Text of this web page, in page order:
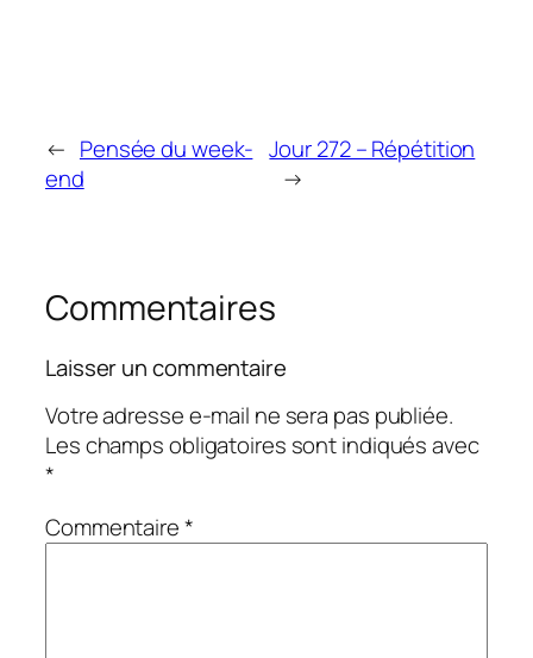
← Pensée du week-
end
Jour 272 – Répétition
→
Commentaires
Laisser un commentaire
Votre adresse e-mail ne sera pas publiée.
Les champs obligatoires sont indiqués avec
*
Commentaire*